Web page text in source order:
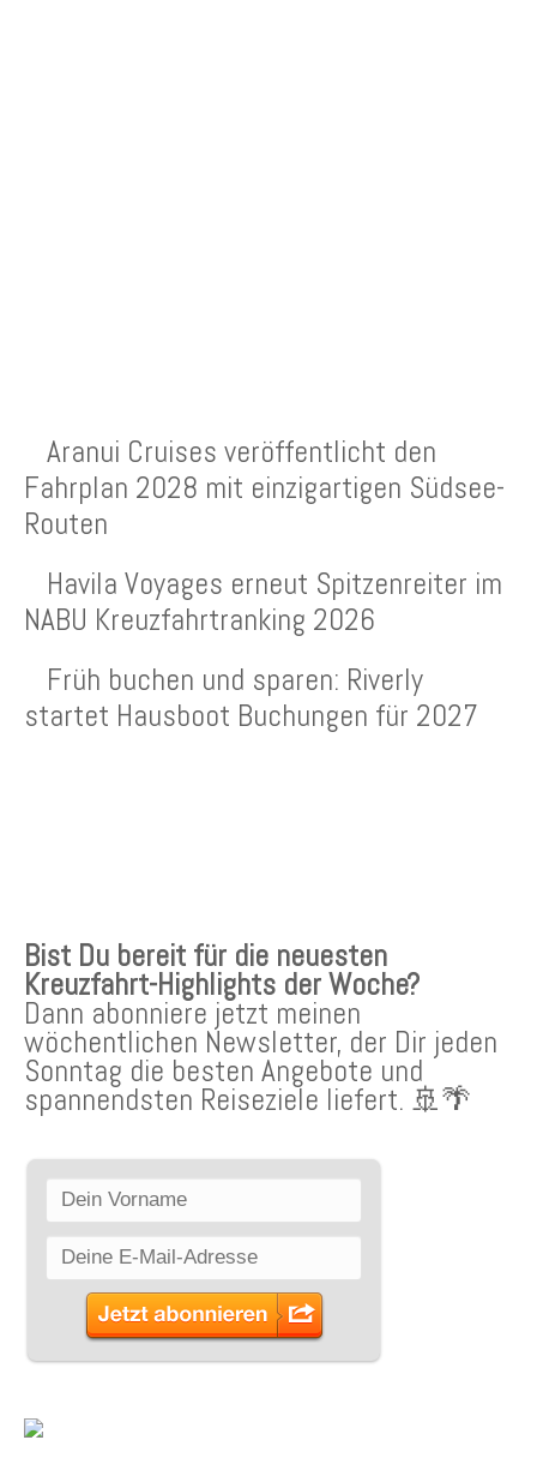
Aranui Cruises veröffentlicht den
Fahrplan 2028 mit einzigartigen Südsee-
Routen
Havila Voyages erneut Spitzenreiter im
NABU Kreuzfahrtranking 2026
Früh buchen und sparen: Riverly
startet Hausboot Buchungen für 2027
Bist Du bereit für die neuesten
Kreuzfahrt-Highlights der Woche?
Dann abonniere jetzt meinen
wöchentlichen Newsletter, der Dir jeden
Sonntag die besten Angebote und
spannendsten Reiseziele liefert. 🚢🌴